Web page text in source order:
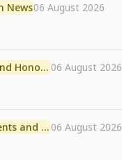
News06 August 2026
Award and Honour 06 August 2026
Agreements and MoU 06 August 2026